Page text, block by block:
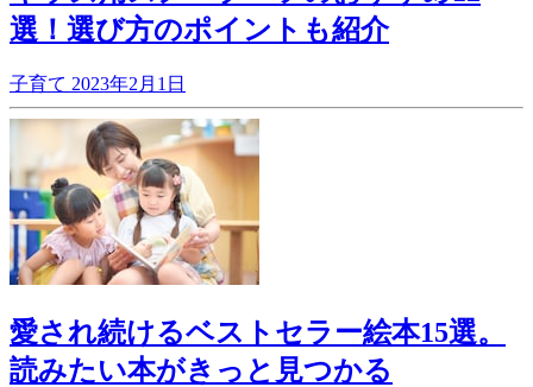
選！選び方のポイントも紹介
子育て 2023年2月1日
愛され続けるベストセラー絵本15選。
読みたい本がきっと見つかる